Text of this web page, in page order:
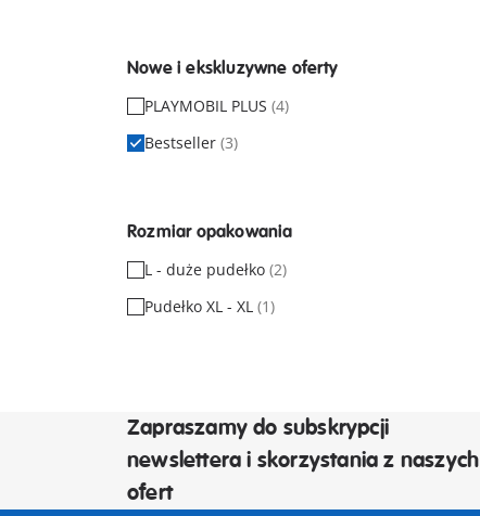
Nowe i ekskluzywne oferty
PLAYMOBIL PLUS (4)
Bestseller (3)
Rozmiar opakowania
L - duże pudełko (2)
Pudełko XL - XL (1)
Zapraszamy do subskrypcji
newslettera i skorzystania z naszych
ofert